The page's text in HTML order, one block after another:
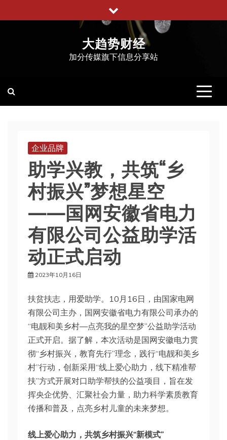
至
大趋势财经
加分传媒旗下信息分享站
企业品牌
助学兴教，共筑“乡
村振兴”梦想星空
——国网安徽省电力
有限公司公益助学活
动正式启动
2023年10月16日
扶贫扶志，用爱助学。10月16日，由国家电网
有限公司主办，国网安徽省电力有限公司承办的
“电靓和美乡村—点亮我的星空梦”公益助学活动
正式开启。据了解，本次活动是国网安徽电力贯
彻“乡村振兴，教育先行”理念，践行“电靓和美乡
村”行动，创新采用“线上爱心助力，线下精准帮
扶”方式开展对口助学帮扶的公益项目，旨在发
挥央企优势、汇聚社会力量，助力科学素质教育
传播和普及，点亮乡村儿童的未来梦想。
线上爱心助力，共筑乡村振兴“新模式”